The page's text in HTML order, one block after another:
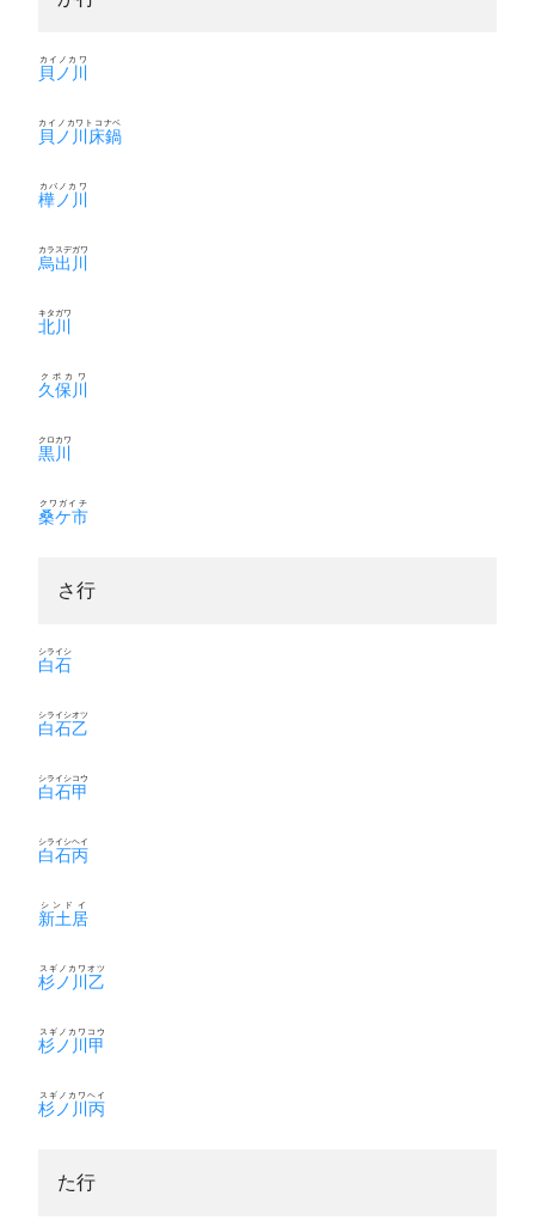
貝ノ川
カイノカワ
貝ノ川床鍋
カイノカワトコナベ
樺ノ川
カバノカワ
烏出川
カラスデガワ
北川
キタガワ
久保川
クボカワ
黒川
クロカワ
桑ケ市
クワガイチ
さ行
白石
シライシ
白石乙
シライシオツ
白石甲
シライシコウ
白石丙
シライシヘイ
新土居
シンドイ
杉ノ川乙
スギノカワオツ
杉ノ川甲
スギノカワコウ
杉ノ川丙
スギノカワヘイ
た行